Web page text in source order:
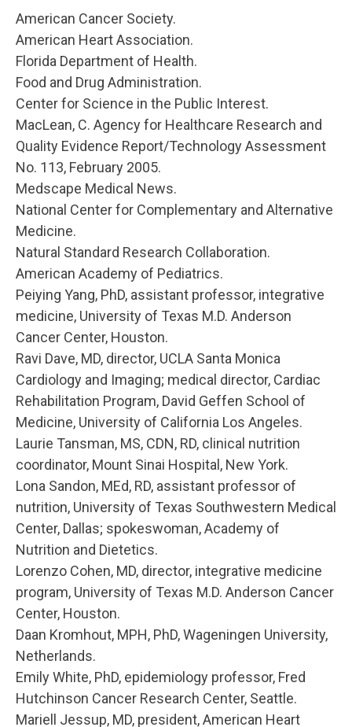
American Cancer Society.
American Heart Association.
Florida Department of Health.
Food and Drug Administration.
Center for Science in the Public Interest.
MacLean, C. Agency for Healthcare Research and
Quality Evidence Report/Technology Assessment
No. 113, February 2005.
Medscape Medical News.
National Center for Complementary and Alternative
Medicine.
Natural Standard Research Collaboration.
American Academy of Pediatrics.
Peiying Yang, PhD, assistant professor, integrative
medicine, University of Texas M.D. Anderson
Cancer Center, Houston.
Ravi Dave, MD, director, UCLA Santa Monica
Cardiology and Imaging; medical director, Cardiac
Rehabilitation Program, David Geffen School of
Medicine, University of California Los Angeles.
Laurie Tansman, MS, CDN, RD, clinical nutrition
coordinator, Mount Sinai Hospital, New York.
Lona Sandon, MEd, RD, assistant professor of
nutrition, University of Texas Southwestern Medical
Center, Dallas; spokeswoman, Academy of
Nutrition and Dietetics.
Lorenzo Cohen, MD, director, integrative medicine
program, University of Texas M.D. Anderson Cancer
Center, Houston.
Daan Kromhout, MPH, PhD, Wageningen University,
Netherlands.
Emily White, PhD, epidemiology professor, Fred
Hutchinson Cancer Research Center, Seattle.
Mariell Jessup, MD, president, American Heart